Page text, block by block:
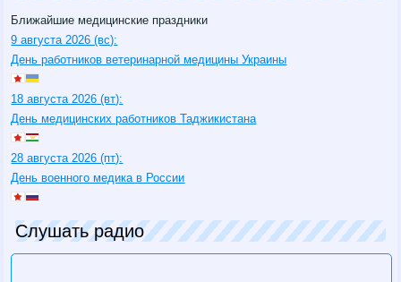
Ближайшие медицинские праздники
9 августа 2026 (вс):
День работников ветеринарной медицины Украины
18 августа 2026 (вт):
День медицинских работников Таджикистана
28 августа 2026 (пт):
День военного медика в России
Слушать радио